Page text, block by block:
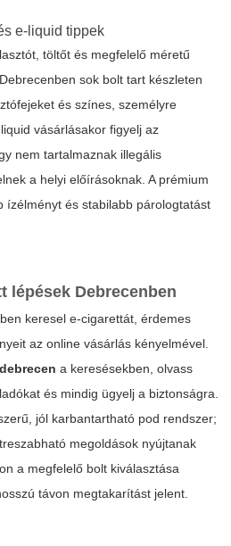
e-liquid tippek
töltőt és megfelelő méretű
sok bolt tart készleten
és színes, személyre
vásárlásakor figyelj az
nem tartalmaznak illegális
a helyi előírásoknak. A prémium
ízélményt és stabilabb párologtatást
lépések Debrecenben
keresel e-cigarettát, érdemes
az online vásárlás kényelmével.
a keresésekben, olvass
és mindig ügyelj a biztonságra.
jól karbantartható pod rendszer;
megoldások nyújtanak
a megfelelő bolt kiválasztása
távon megtakarítást jelent.